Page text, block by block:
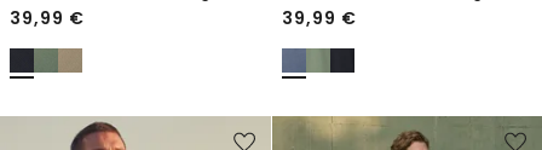
39,99 €
39,99 €